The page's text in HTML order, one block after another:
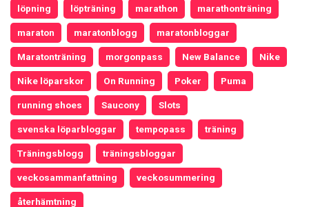
löpning löpträning marathon marathonträning
maraton maratonblogg maratonbloggar
Maratonträning morgonpass New Balance Nike
Nike löparskor On Running Poker Puma
running shoes Saucony Slots
svenska löparbloggar tempopass träning
Träningsblogg träningsbloggar
veckosammanfattning veckosummering
återhämtning